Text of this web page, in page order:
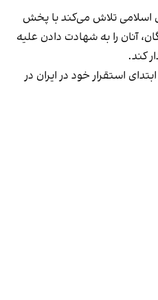
اسلامی تلاش می‌کند با پخش
آنان را به شهادت دادن علیه
کند.
استقرار خود در ایران در